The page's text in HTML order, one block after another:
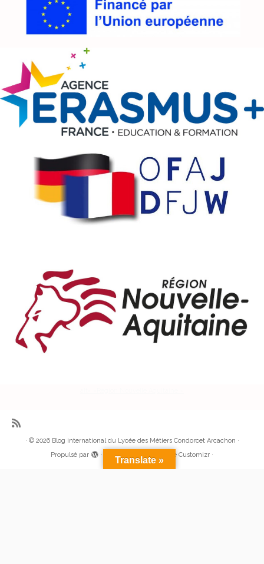
· © 2026 Blog international du Lycée des Métiers Condorcet Arcachon ·
Propulsé par
· Réalisé avec the Thème Customizr ·
Translate »